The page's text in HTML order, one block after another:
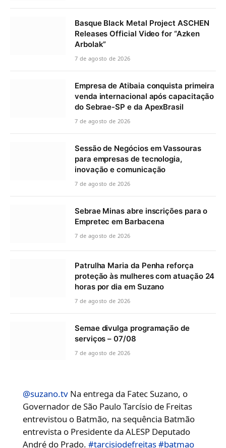
Basque Black Metal Project ASCHEN
Releases Official Video for “Azken
Arbolak”
7 de agosto de 2026
Empresa de Atibaia conquista primeira
venda internacional após capacitação
do Sebrae-SP e da ApexBrasil
7 de agosto de 2026
Sessão de Negócios em Vassouras
para empresas de tecnologia,
inovação e comunicação
7 de agosto de 2026
Sebrae Minas abre inscrições para o
Empretec em Barbacena
7 de agosto de 2026
Patrulha Maria da Penha reforça
proteção às mulheres com atuação 24
horas por dia em Suzano
7 de agosto de 2026
Semae divulga programação de
serviços – 07/08
7 de agosto de 2026
@suzano.tv Na entrega da Fatec Suzano, o
Governador de São Paulo Tarcísio de Freitas
entrevistou o Batmão, na sequência Batmão
entrevista o Presidente da ALESP Deputado
André do Prado.#tarcisiodefreitas#batmao